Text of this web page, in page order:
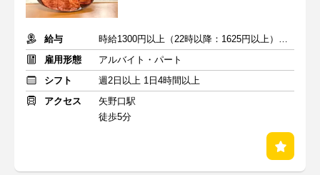
給与
時給1300円以上（22時以降：1625円以上）＋交通費支給
雇用形態
アルバイト・パート
シフト
週2日以上 1日4時間以上
アクセス
矢野口駅
徒歩5分